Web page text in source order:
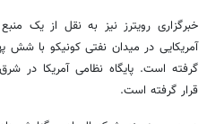
خبرگزاری رویترز نیز به نقل از یک
گرفته است. پایگاه نظامی آمریکا در
قرار گرفته است.